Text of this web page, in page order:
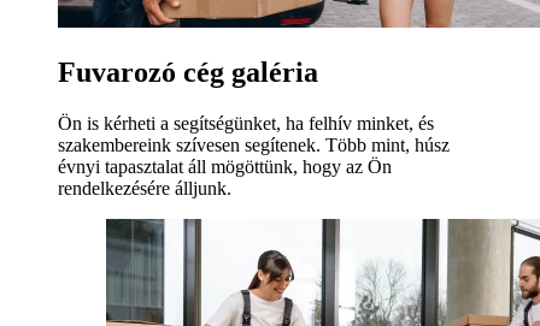
Fuvarozó cég galéria
Ön is kérheti a segítségünket, ha felhív minket, és
szakembereink szívesen segítenek. Több mint, húsz
évnyi tapasztalat áll mögöttünk, hogy az Ön
rendelkezésére álljunk.